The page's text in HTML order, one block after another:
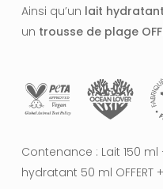
Ainsi qu’un lait hydratant
un trousse de plage
Contenance : Lait 150
hydratant 50 ml OFFERT +